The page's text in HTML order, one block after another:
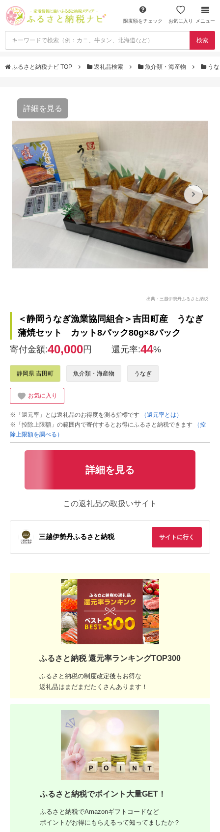
限度額をチェック お気に入り メニュー
検索
ふるさと納税ナビ TOP 返礼品検索 魚介類・海産物 う
詳細を見る
出典：三越伊勢丹ふるさと納税
＜静岡うなぎ漁業協同組合＞吉田町産 うなぎ
蒲焼セット カット8パック80g×8パック
寄付金額:40,000円 還元率:44%
静岡県 吉田町 魚介類・海産物 うなぎ
お気に入り
※「還元率」とは返礼品のお得度を測る指標です
（還元率とは）
※「控除上限額」の範囲内で寄付するとお得にふるさと納税できます
（控
除上限額を調べる）
詳細を見る
この返礼品の取扱いサイト
三越伊勢丹ふるさと納税 サイトに行く
ふるさと納税 還元率ランキングTOP300
ふるさと納税の制度改定後もお得な
返礼品はまだまだたくさんあります！
ふるさと納税でポイント大量GET！
ふるさと納税でAmazonギフトコードなど
ポイントがお得にもらえるって知ってましたか？